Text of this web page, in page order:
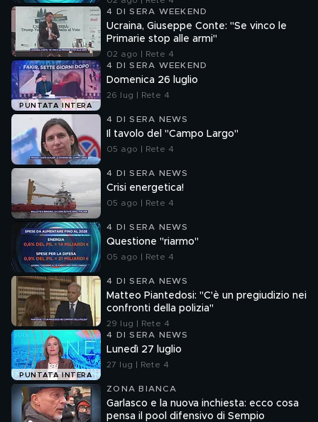
4 DI SERA WEEKEND
Ucraina, Giuseppe Conte: "Se vinco le
Primarie stop alle armi"
02 ago | Rete 4
PUNTATA INTERA
4 DI SERA WEEKEND
Domenica 26 luglio
26 lug | Rete 4
4 DI SERA NEWS
Il tavolo del "Campo Largo"
05 ago | Rete 4
4 DI SERA NEWS
Crisi energetica!
05 ago | Rete 4
4 DI SERA NEWS
Questione "riarmo"
05 ago | Rete 4
4 DI SERA NEWS
Matteo Piantedosi: "C'è un pregiudizio nei
confronti della polizia"
29 lug | Rete 4
PUNTATA INTERA
4 DI SERA NEWS
Lunedì 27 luglio
27 lug | Rete 4
ZONA BIANCA
Garlasco e la nuova inchiesta: ecco cosa
pensa il pool difensivo di Sempio